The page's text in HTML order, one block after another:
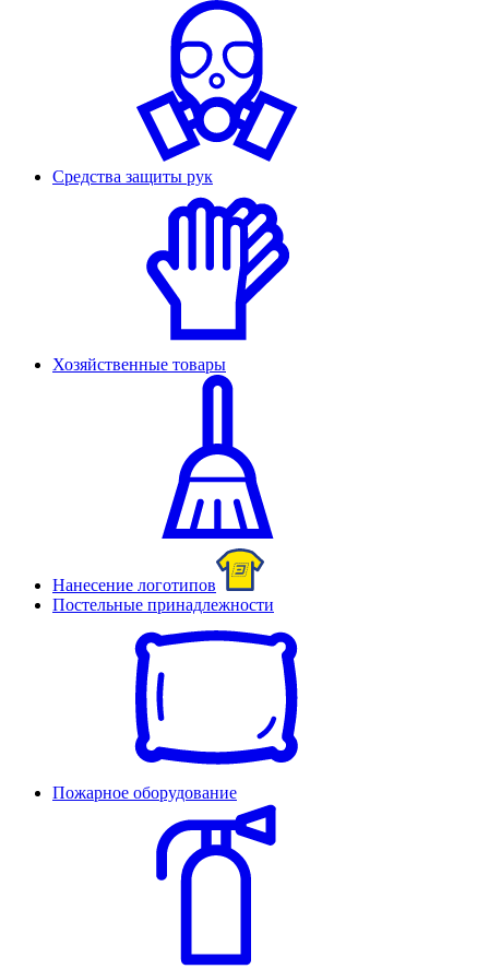
Средства защиты рук
Хозяйственные товары
Нанесение логотипов
Постельные принадлежности
Пожарное оборудование